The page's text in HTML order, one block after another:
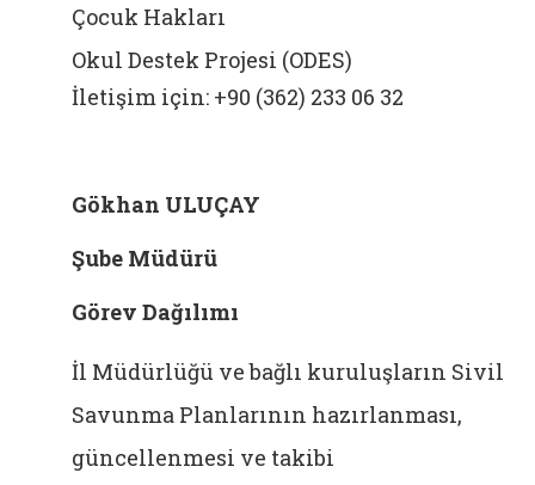
Çocuk Hakları
Okul Destek Projesi (ODES)
İletişim için: +90 (362) 233 06 32
Gökhan ULUÇAY
Şube Müdürü
Görev Dağılımı
İl Müdürlüğü ve bağlı kuruluşların Sivil
Savunma Planlarının hazırlanması,
güncellenmesi ve takibi